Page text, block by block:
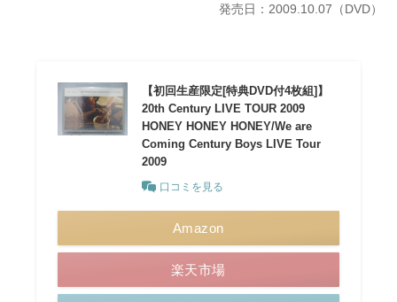
発売日：2009.10.07（DVD）
【初回生産限定[特典DVD付4枚組]】
20th Century LIVE TOUR 2009
HONEY HONEY HONEY/We are
Coming Century Boys LIVE Tour
2009
口コミを見る
Amazon
楽天市場